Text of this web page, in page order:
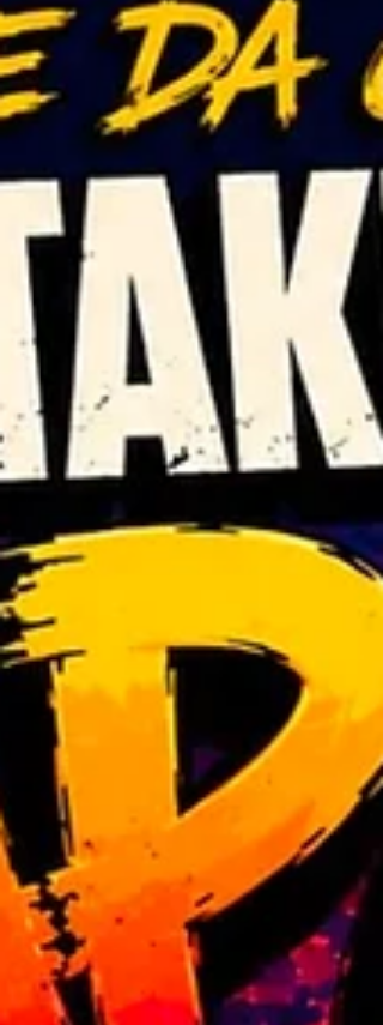
cotidiano, la canción transforma una
observación social familiar en una narrativa
cautivadora llena de confianza e ingenio.
sólidas guitarras, los ritmos vibrantes y un
estribillo in